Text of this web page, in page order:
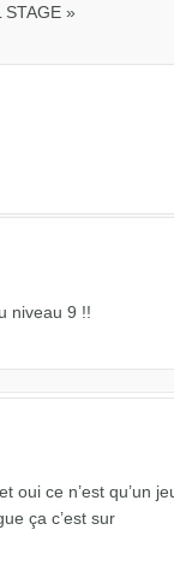
STAGE »
niveau 9 !!
oui ce n’est qu’un
ça c’est sur